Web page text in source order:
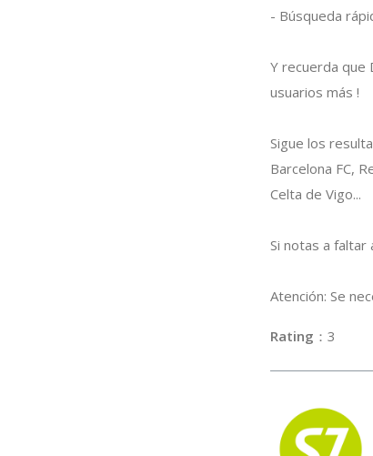
- Búsqueda
Y recuerda que
usuarios más !
Sigue los
Barcelona FC,
Celta de Vigo...
Si notas a faltar
Atención: Se
Rating